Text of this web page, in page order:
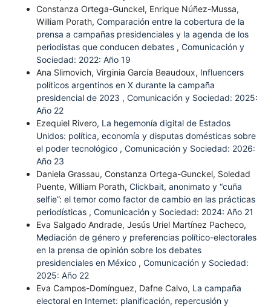
Constanza Ortega-Gunckel, Enrique Núñez-Mussa,
William Porath, Comparación entre la cobertura de la
prensa a campañas presidenciales y la agenda de los
periodistas que conducen debates , Comunicación y
Sociedad: 2022: Año 19
Ana Slimovich, Virginia García Beaudoux, Influencers
políticos argentinos en X durante la campaña
presidencial de 2023 , Comunicación y Sociedad: 2025:
Año 22
Ezequiel Rivero, La hegemonía digital de Estados
Unidos: política, economía y disputas domésticas sobre
el poder tecnológico , Comunicación y Sociedad: 2026:
Año 23
Daniela Grassau, Constanza Ortega-Gunckel, Soledad
Puente, William Porath, Clickbait, anonimato y “cuña
selfie”: el temor como factor de cambio en las prácticas
periodísticas , Comunicación y Sociedad: 2024: Año 21
Eva Salgado Andrade, Jesús Uriel Martínez Pacheco,
Mediación de género y preferencias político-electorales
en la prensa de opinión sobre los debates
presidenciales en México , Comunicación y Sociedad:
2025: Año 22
Eva Campos-Domínguez, Dafne Calvo, La campaña
electoral en Internet: planificación, repercusión y